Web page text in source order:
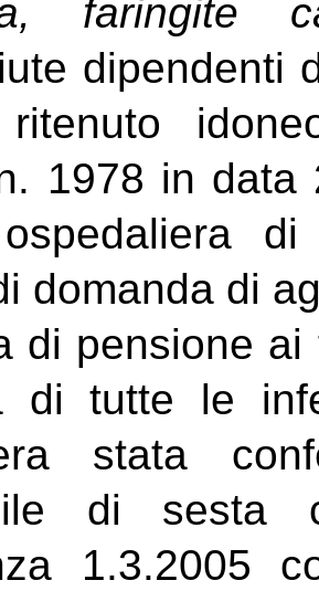
faringite
dipendenti
ritenuto
1978 in data
domanda di
di pensione
di tutte le
stata
di sesta
1.3.2005